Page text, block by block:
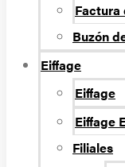
Factura
Buzón
Eiffage
Eiffage
Eiffage
Filiales